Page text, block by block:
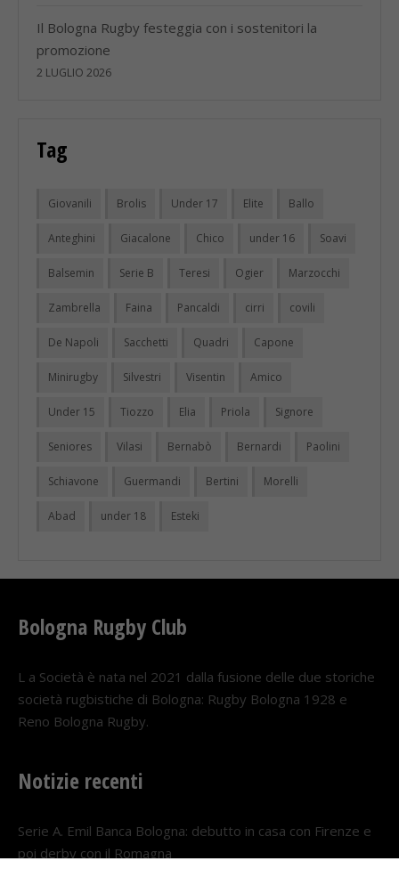
Il Bologna Rugby festeggia con i sostenitori la
promozione
2 LUGLIO 2026
Tag
Giovanili Brolis Under 17 Elite Ballo
Anteghini Giacalone Chico under 16 Soavi
Balsemin Serie B Teresi Ogier Marzocchi
Zambrella Faina Pancaldi cirri covili
De Napoli Sacchetti Quadri Capone
Minirugby Silvestri Visentin Amico
Under 15 Tiozzo Elia Priola Signore
Seniores Vilasi Bernabò Bernardi Paolini
Schiavone Guermandi Bertini Morelli
Abad under 18 Esteki
Bologna Rugby Club
L a Società è nata nel 2021 dalla fusione delle due storiche
società rugbistiche di Bologna: Rugby Bologna 1928 e
Reno Bologna Rugby.
Notizie recenti
Serie A. Emil Banca Bologna: debutto in casa con Firenze e
poi derby con il Romagna